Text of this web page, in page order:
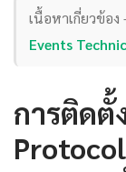
เนื้อหาเกี่ยวข้อ
Events
การติดตั้